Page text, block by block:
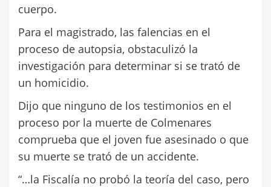
cuerpo.
Para el magistrado, las falencias en el
proceso de autopsia, obstaculizó la
investigación para determinar si se trató de
un homicidio.
Dijo que ninguno de los testimonios en el
proceso por la muerte de Colmenares
comprueba que el joven fue asesinado o que
su muerte se trató de un accidente.
“…la Fiscalía no probó la teoría del caso, pero